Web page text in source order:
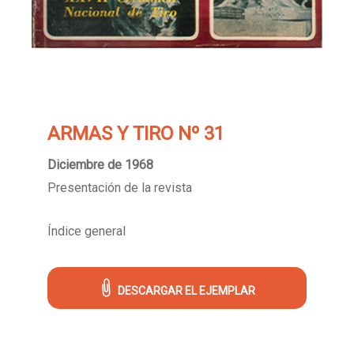
ARMAS Y TIRO Nº 31
Diciembre de 1968
Presentación de la revista
Índice general
DESCARGAR EL EJEMPLAR